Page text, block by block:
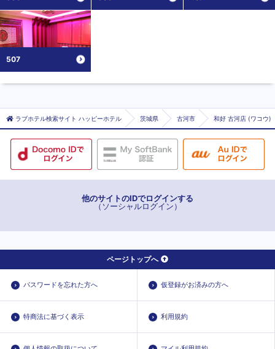
507
ラブホテル検索サイト ハッピーホテル 茨城県 古河市 和好 古河店 (ワコウ)
他のサイトのIDでログインする
（ソーシャルログイン）
ページトップへ
パスワードを忘れた方へ 仮登録がお済みの方へ
特商法に基づく表示 利用規約